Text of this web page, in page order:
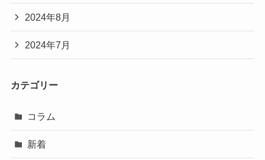
2024年8月
2024年7月
カテゴリー
コラム
新着